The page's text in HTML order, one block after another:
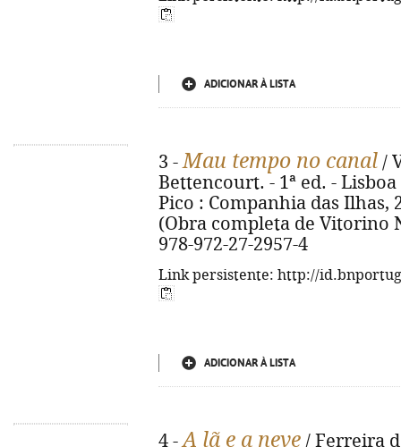
ADICIONAR À LISTA
3 -Mau tempo no canal /
Bettencourt. - 1ª ed. -
Pico : Companhia das Ilhas,
(Obra completa de Vitorino
978-972-27-2957-4
Link persistente: http://
ADICIONAR À LISTA
4 -A lã e a neve / Ferreira